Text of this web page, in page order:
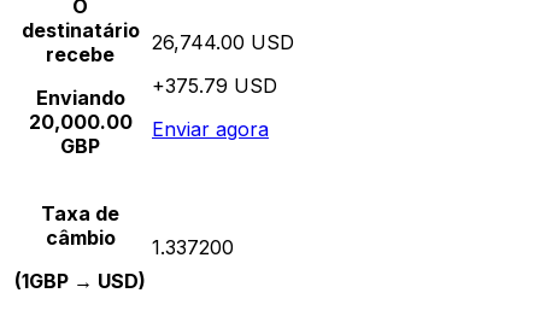
O
destinatário
recebe
Enviando
20,000.00
GBP
26,744.00 USD
+375.79 USD
Enviar agora
Taxa de
câmbio
(1GBP → USD)
1.337200